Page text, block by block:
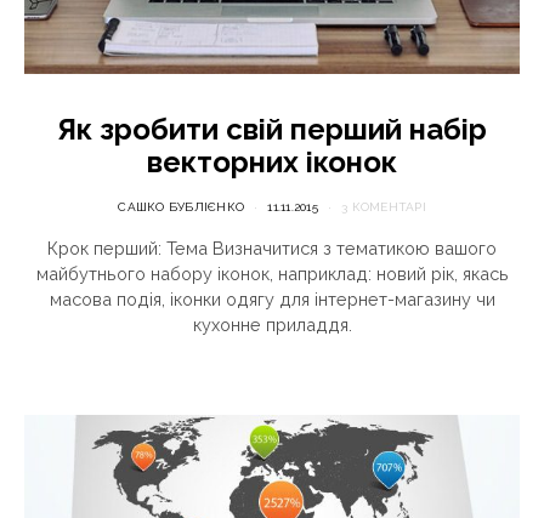
Як зробити свій перший набір
векторних іконок
САШКО БУБЛІЄНКО 11.11.2015 3 КОМЕНТАРІ
Крок перший: Тема Визначитися з тематикою вашого
майбутнього набору іконок, наприклад: новий рік, якась
масова подія, іконки одягу для інтернет-магазину чи
кухонне приладдя.